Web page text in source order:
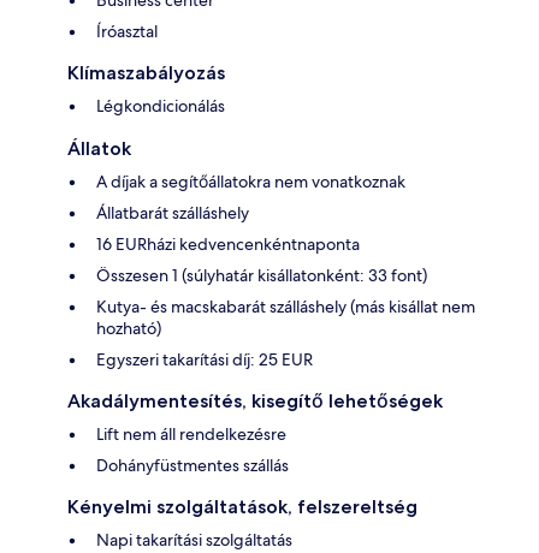
Íróasztal
Klímaszabályozás
Légkondicionálás
Állatok
A díjak a segítőállatokra nem vonatkoznak
Állatbarát szálláshely
16 EURházi kedvencenkéntnaponta
Összesen 1 (súlyhatár kisállatonként: 33 font)
Kutya- és macskabarát szálláshely (más kisállat nem
hozható)
Egyszeri takarítási díj: 25 EUR
Akadálymentesítés, kisegítő lehetőségek
Lift nem áll rendelkezésre
Dohányfüstmentes szállás
Kényelmi szolgáltatások, felszereltség
Napi takarítási szolgáltatás